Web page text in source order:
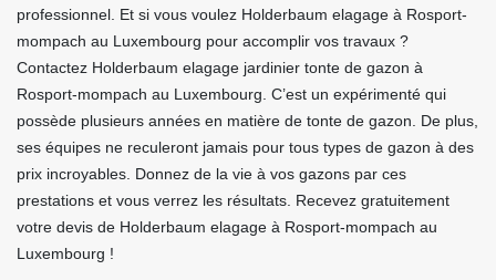
professionnel. Et si vous voulez Holderbaum elagage à Rosport-
mompach au Luxembourg pour accomplir vos travaux ?
Contactez Holderbaum elagage jardinier tonte de gazon à
Rosport-mompach au Luxembourg. C’est un expérimenté qui
possède plusieurs années en matière de tonte de gazon. De plus,
ses équipes ne reculeront jamais pour tous types de gazon à des
prix incroyables. Donnez de la vie à vos gazons par ces
prestations et vous verrez les résultats. Recevez gratuitement
votre devis de Holderbaum elagage à Rosport-mompach au
Luxembourg !